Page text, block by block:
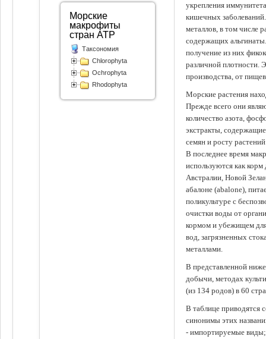
укрепления
кишечных
металлов, в том числе
содержащих
получение из них
различной плотности.
производства, от
Морские растения
Прежде всего они
количество азота,
экстракты,
семян и росту
В последнее время
используются как
Австралии, Новой
абалоне (abalone),
поликультуре с
очистки воды от
кормом и убежищем
вод, загрязненных
металлами.
В представленной
добычи, методах
(из 134 родов) в 60
В таблице приводятся
синонимы этих
- импортируемые
Морские
макрофиты
стран АТР
Таксономия
Chlorophyta
Ochrophyta
Rhodophyta